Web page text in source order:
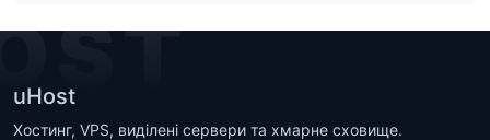
uHost
Хостинг, VPS, виділені сервери та хмарне сховище.